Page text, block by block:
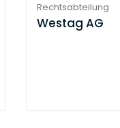
Rechtsabteilung
Westag AG